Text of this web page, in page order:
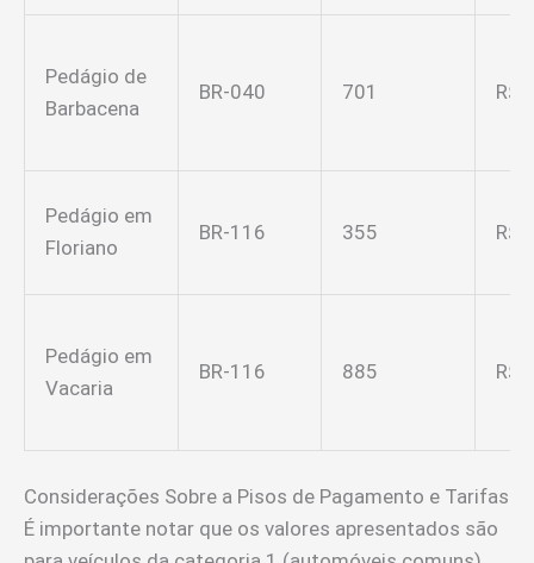
Pedágio de
Barbacena
BR-040 701 R$
Pedágio em
Floriano
BR-116 355 R$
Pedágio em
Vacaria
BR-116 885 R$
Considerações Sobre a Pisos de Pagamento e Tarifas
É importante notar que os valores apresentados são